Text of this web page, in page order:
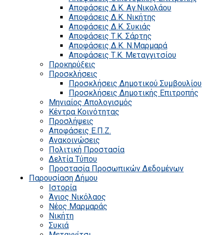
Αποφάσεις Δ.Κ. Αγ.Νικολάου
Αποφάσεις Δ.Κ. Νικήτης
Αποφάσεις Δ.Κ. Συκιάς
Αποφάσεις Τ.Κ. Σάρτης
Αποφάσεις Δ.Κ. Ν.Μαρμαρά
Αποφάσεις Τ.Κ. Μεταγγιτσίου
Προκηρύξεις
Προσκλήσεις
Προσκλήσεις Δημοτικού Συμβουλίου
Προσκλήσεις Δημοτικής Επιτροπής
Μηνιαίος Απολογισμός
Κέντρα Κοινότητας
Προσλήψεις
Αποφάσεις Ε.Π.Ζ.
Ανακοινώσεις
Πολιτική Προστασία
Δελτία Τύπου
Προστασία Προσωπικών Δεδομένων
Παρουσίαση Δήμου
Ιστορία
Άγιος Νικόλαος
Νέος Μαρμαράς
Νικήτη
Συκιά